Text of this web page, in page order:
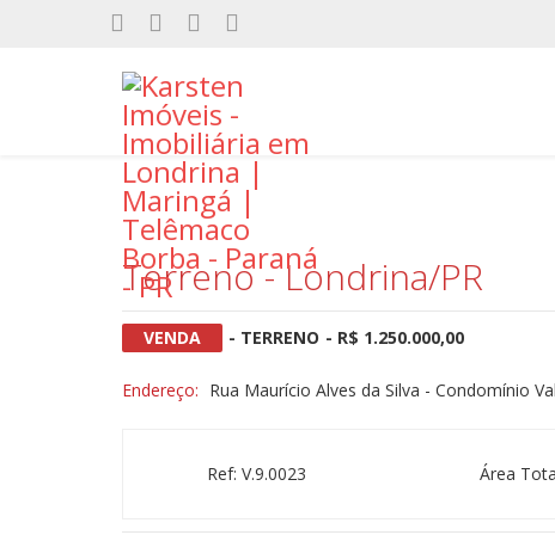
Terreno - Londrina/PR
VENDA - TERRENO - R$ 1.250.000,00
Endereço: Rua Maurício Alves da Silva - Condomínio
Ref: V.9.0023 Área